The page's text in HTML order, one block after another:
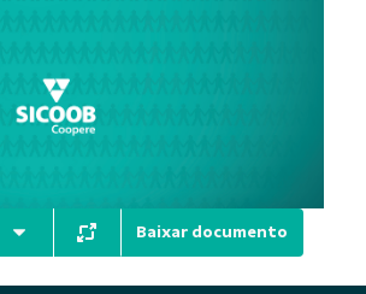
Baixar documento